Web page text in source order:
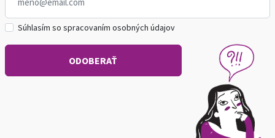
Súhlasím so spracovaním osobných údajov